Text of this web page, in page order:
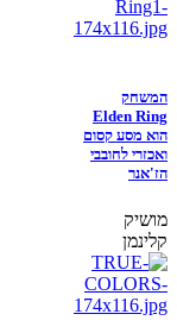
המשחק
Elden Ring
הוא מסע קסום
ואכזרי לחובבי
הז'אנר
מושיק
קלינמן